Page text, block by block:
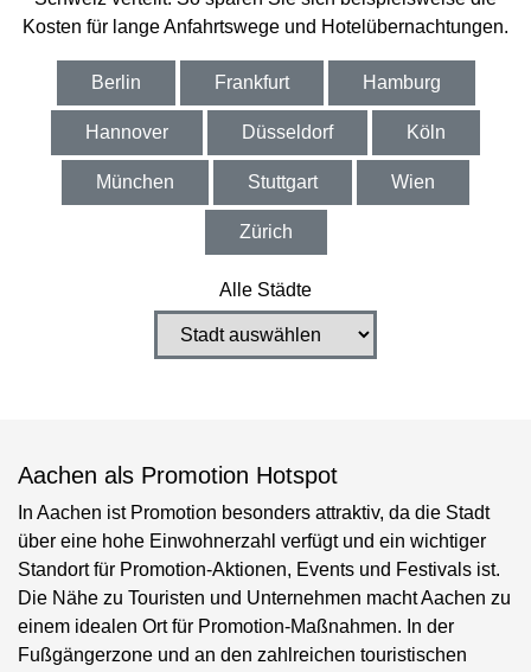
Kosten für lange Anfahrtswege und Hotelübernachtungen.
Berlin Frankfurt Hamburg
Hannover Düsseldorf Köln
München Stuttgart Wien
Zürich
Alle Städte
Aachen als Promotion Hotspot
In Aachen ist Promotion besonders attraktiv, da die Stadt
über eine hohe Einwohnerzahl verfügt und ein wichtiger
Standort für Promotion-Aktionen, Events und Festivals ist.
Die Nähe zu Touristen und Unternehmen macht Aachen zu
einem idealen Ort für Promotion-Maßnahmen. In der
Fußgängerzone und an den zahlreichen touristischen